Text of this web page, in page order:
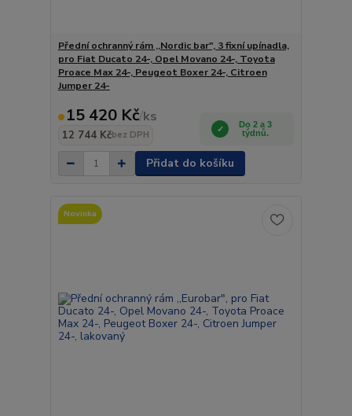
Přední ochranný rám ,,Nordic bar", 3 fixní upínadla,
pro Fiat Ducato 24-, Opel Movano 24-, Toyota
Proace Max 24-, Peugeot Boxer 24-, Citroen
Jumper 24-
15 420 Kč/ks
12 744 Kčbez DPH
Do 2 a 3
týdnů.
Přidat do košíku
Novinka